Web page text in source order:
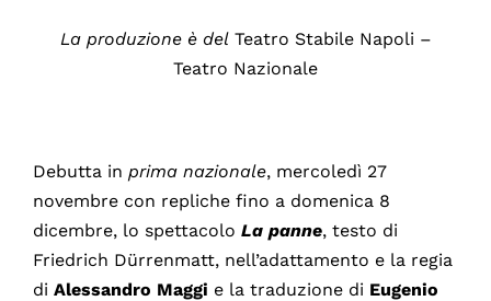
La produzione è del Teatro Stabile Napoli –
Teatro Nazionale
Debutta in prima nazionale, mercoledì 27
novembre con repliche fino a domenica 8
dicembre, lo spettacolo La panne, testo di
Friedrich Dürrenmatt, nell’adattamento e la regia
di Alessandro Maggi e la traduzione di Eugenio